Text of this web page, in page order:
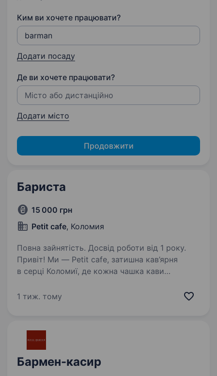
Ким ви хочете працювати?
Додати посаду
Де ви хочете працювати?
Додати місто
Продовжити
Бариста
15 000 грн
Petit cafe, Коломия
Повна зайнятість. Досвід роботи від 1 року.
Привіт! Ми — Petit cafe, затишна кав’ярня
в серці Коломиї, де кожна чашка кави
це маленькі радощі для наших гостей. Якщо
1 тиж. тому
Бармен-касир